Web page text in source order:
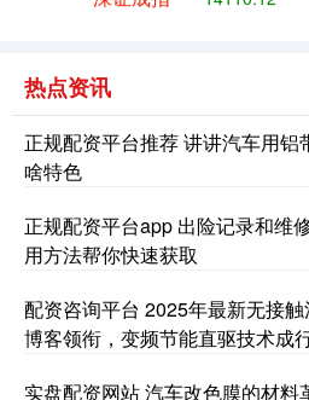
深证成指
沪深300
热点资讯
正规配资平台推荐 讲讲汽车用
啥特色
正规配资平台app 出险记录和维
用方法帮你快速获取
配资咨询平台 2025年最新无接
博客领衔，变频节能直驱技术成
实盘配资网站 汽车改色膜的材